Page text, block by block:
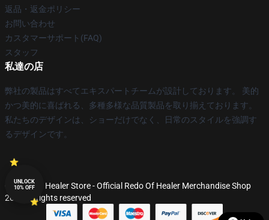
返品・返金ポリシー
お問い合わせ
カスタマーサポート(FAQ)
スタッフ
私達の店
弊社の製品はすべてエキスパートチームが設計しております。 美的
かつ美的に喜ばれる、多種多様な品質製品を取り揃えております。
私たちのデザインは、ショーだけでなく、日常のスタイルを強調す
るデザインです。
© Redo Of Healer Store - Official Redo Of Healer Merchandise Shop
2026 all rights reserved
UNLOCK
10% OFF